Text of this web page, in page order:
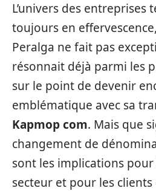
L’univers des entreprises
toujours en
Peralga ne fait pas
résonnait déjà parmi les
sur le point de devenir
emblématique avec sa
Kapmop com. Mais que
changement de
sont les implications
secteur et pour les clients